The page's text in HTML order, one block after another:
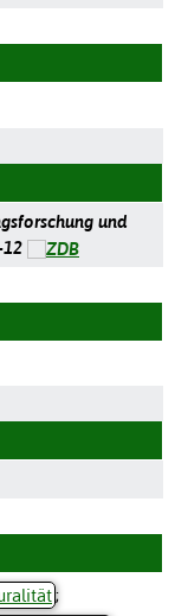
und
12
;